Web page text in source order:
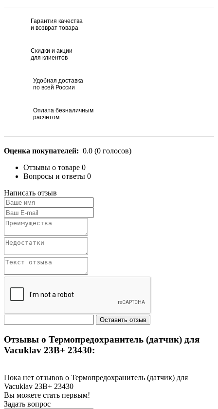
Гарантия качества
и возврат товара
Скидки и акции
для клиентов
Удобная доставка
по всей России
Оплата безналичным
расчетом
Оценка покупателей: 0.0 (0 голосов)
Отзывы о товаре 0
Вопросы и ответы 0
Написать отзыв
Отзывы о Термопредохранитель (датчик) для
Vacuklav 23B+ 23430:
Пока нет отзывов о Термопредохранитель (датчик) для
Vacuklav 23B+ 23430
Вы можете стать первым!
Задать вопрос